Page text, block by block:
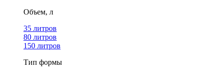
Объем, л
35 литров
80 литров
150 литров
Тип формы